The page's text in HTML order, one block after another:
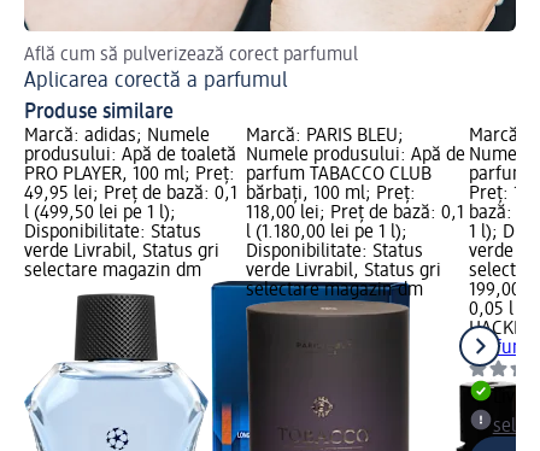
Află cum să pulverizează corect parfumul
Aplicarea corectă a parfumul
Produse similare
Marcă: adidas; Numele
produsului: Apă de toaletă
PRO PLAYER, 100 ml; Preț:
49,95 lei; Preț de bază: 0,1
l (499,50 lei pe 1 l);
Disponibilitate: Status
verde Livrabil, Status gri
selectare magazin dm
Marcă: PARIS BLEU;
Numele produsului: Apă de
parfum TABACCO CLUB
bărbați, 100 ml; Preț:
118,00 lei; Preț de bază: 0,1
l (1.180,00 lei pe 1 l);
Disponibilitate: Status
verde Livrabil, Status gri
selectare magazin dm
Marcă:
Numele
parfum
Preț:
bază:
1 l);
verde
199,00
0,05 l
parfum